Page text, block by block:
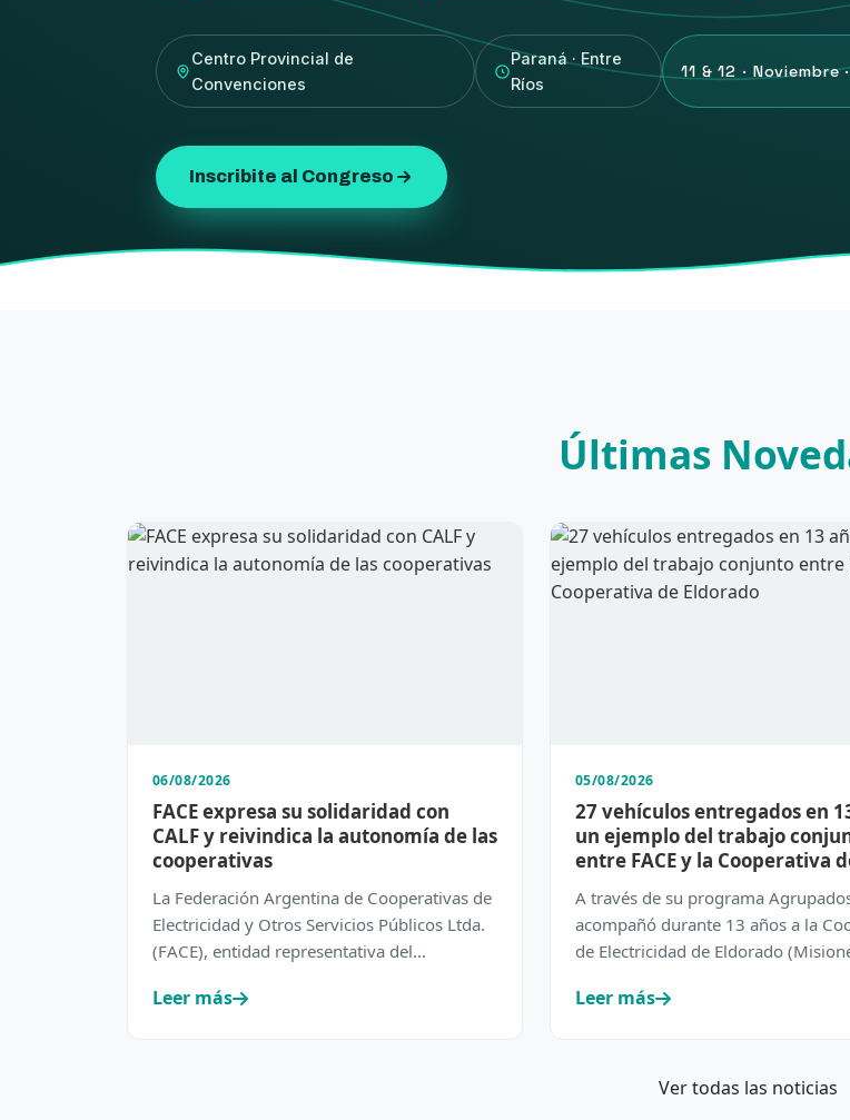
Centro Provincial de
Convenciones
Paraná · Entre
Ríos
11 & 12 · Noviembre
Inscribite al Congreso
Últimas
06/08/2026
FACE expresa su solidaridad con
CALF y reivindica la autonomía de las
cooperativas
La Federación Argentina de Cooperativas de
Electricidad y Otros Servicios Públicos Ltda.
(FACE), entidad representativa del
Leer más
05/08/2026
27 vehículos entregados en
un ejemplo del trabajo
entre FACE y la Cooperativa
Eldorado
A través de su programa
acompañó durante 13 años a la
de Electricidad de Eldorado
Leer más
Ver todas las noticias